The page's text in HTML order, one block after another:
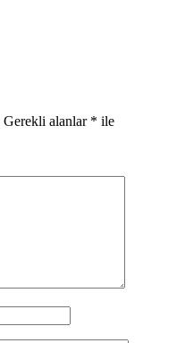
Gerekli alanlar * ile